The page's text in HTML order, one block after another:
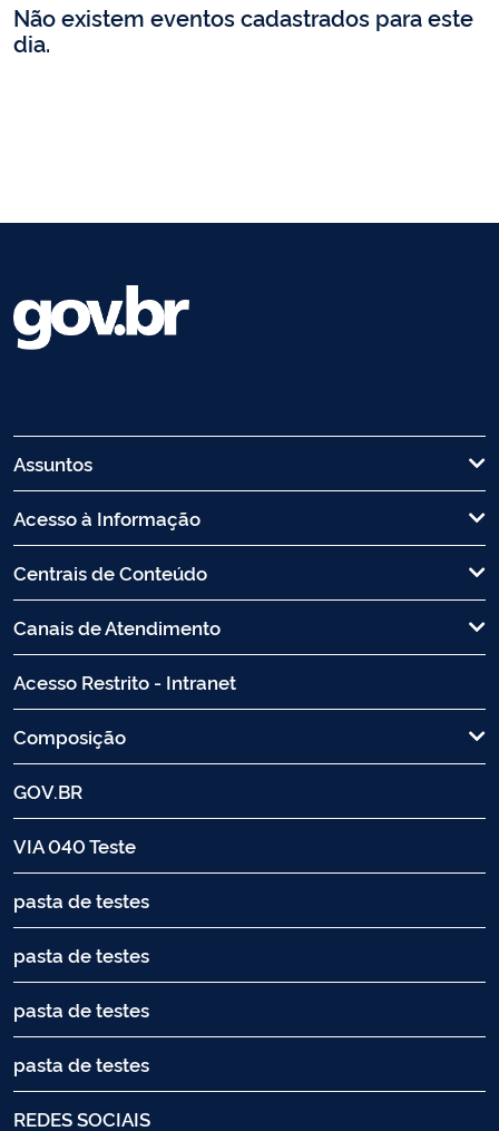
Não existem eventos cadastrados para este
dia.
Assuntos
Acesso à Informação
Centrais de Conteúdo
Canais de Atendimento
Acesso Restrito - Intranet
Composição
GOV.BR
VIA 040 Teste
pasta de testes
pasta de testes
pasta de testes
pasta de testes
REDES SOCIAIS